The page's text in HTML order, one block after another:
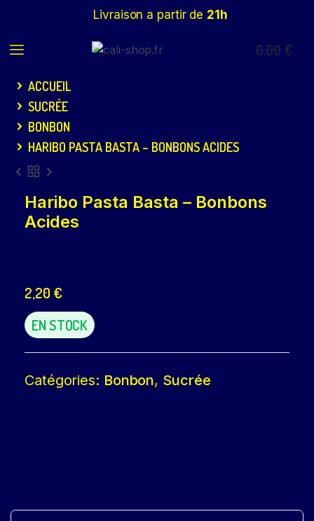
Livraison a partir de 21h
0,00 €
ACCUEIL
SUCRÉE
BONBON
HARIBO PASTA BASTA – BONBONS ACIDES
Haribo Pasta Basta – Bonbons
Acides
2,20 €
EN STOCK
Catégories: Bonbon, Sucrée